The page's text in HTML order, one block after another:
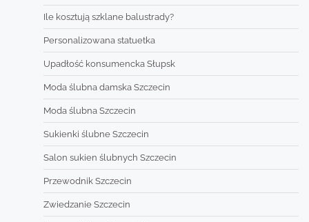
Ile kosztują szklane balustrady?
Personalizowana statuetka
Upadłość konsumencka Słupsk
Moda ślubna damska Szczecin
Moda ślubna Szczecin
Sukienki ślubne Szczecin
Salon sukien ślubnych Szczecin
Przewodnik Szczecin
Zwiedzanie Szczecin